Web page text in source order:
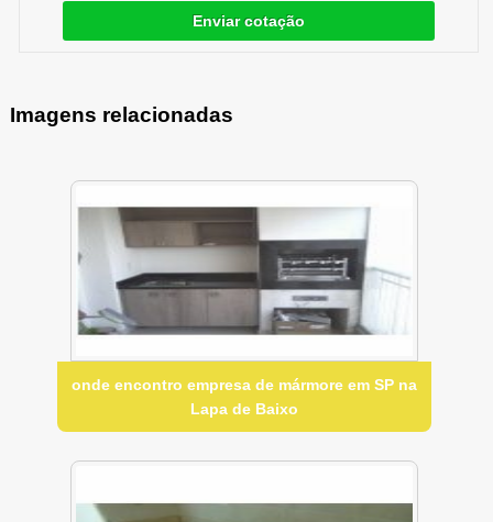
Enviar cotação
Imagens relacionadas
onde encontro empresa de mármore em SP na
Lapa de Baixo